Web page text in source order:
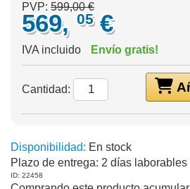
PVP: 599,00 €
569, 05 €
IVA incluido Envío gratis!
Cantidad:
Disponibilidad: En stock
Plazo de entrega: 2 días laborables
ID: 22458